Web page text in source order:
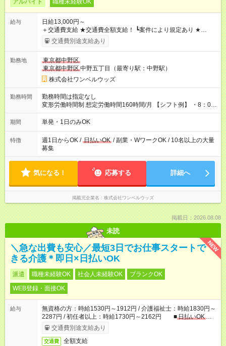
アルバイト 職種未経験OK
給与
日給13,000円～
＋交通費支給 ★交通費全額支給！ ┗案件により規定あり ★
日払いOK ！（規定あり） ┗働いたその日に現金GET♪ お仕事後
はコンビニATMから 日払い分を引き落とせます！ 【試用期
交通費別途支給あり
勤務地
東京都中野区
東京都中野区中野五丁目（最寄り駅：中野駅）
株式会社ワンベルウッズ
勤務時間
勤務時間は指定なし
変形労働時間制 想定労働時間160時間/月 【シフト例】 ・8：00
～21：00
期間 単発・1日のみOK
特徴 週1日からOK / 日払いOK / 副業・WワークOK / 10名以上の大量
募集
気になる！ 応募する 詳細へ
掲載元企業名 株式会社ワンベルウッズ
掲載日：2026.08.08
未読
NEW
＼急な出費も安心／最短3日でお仕事スタートで
きる介護＊即日×日払いOK
派遣 職種未経験OK 社会人未経験OK
ブランクOK
WEB登録・面接OK
給与
無資格の方：時給1530円～1912円 / 介護福祉士：時給1830円～
2287円 / 初任者以上：時給1730円～2162円 ■日払いOK ■
日収例：1万2240円（時給1530円×8h）
交通費別途支給あり
交通費 全額支給